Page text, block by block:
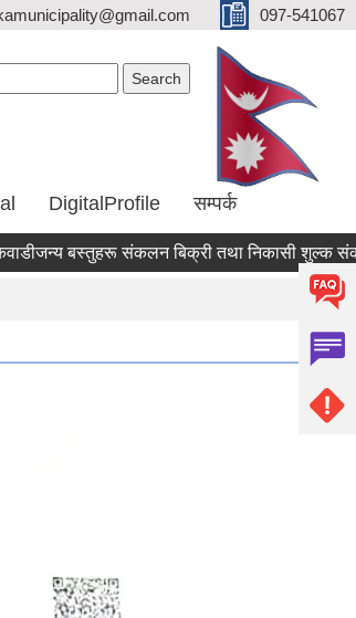
097-541067
DigitalProfile सम्पर्क
बस्तुहरू संकलन बिक्री तथा निकासी शुल्क संकलन
2